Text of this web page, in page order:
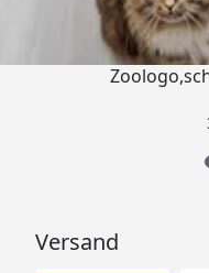
Versand